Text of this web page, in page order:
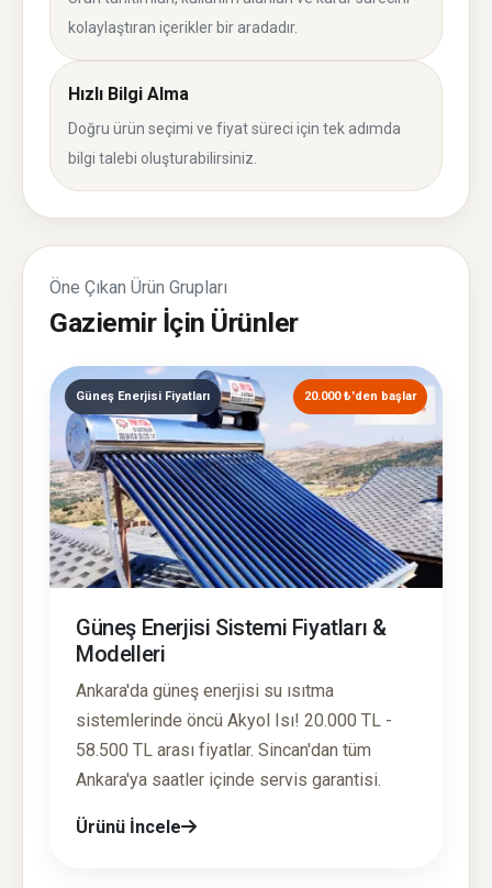
kolaylaştıran içerikler bir aradadır.
Hızlı Bilgi Alma
Doğru ürün seçimi ve fiyat süreci için tek adımda
bilgi talebi oluşturabilirsiniz.
Öne Çıkan Ürün Grupları
Gaziemir İçin Ürünler
Güneş Enerjisi Fiyatları 20.000 ₺'den başlar
Güneş Enerjisi Sistemi Fiyatları &
Modelleri
Ankara'da güneş enerjisi su ısıtma
sistemlerinde öncü Akyol Isı! 20.000 TL -
58.500 TL arası fiyatlar. Sincan'dan tüm
Ankara'ya saatler içinde servis garantisi.
Ürünü İncele